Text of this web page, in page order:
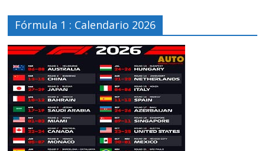
Fórmula 1 : Calendario 2026